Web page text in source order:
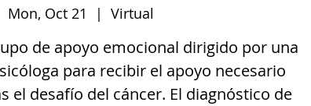
Mon, Oct 21
  |
Virtual
de apoyo emocional dirigido por una
para recibir el apoyo necesario
el desafío del cáncer. El diagnóstico de